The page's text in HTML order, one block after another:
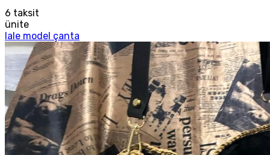
6 taksit
ünite
lale model çanta